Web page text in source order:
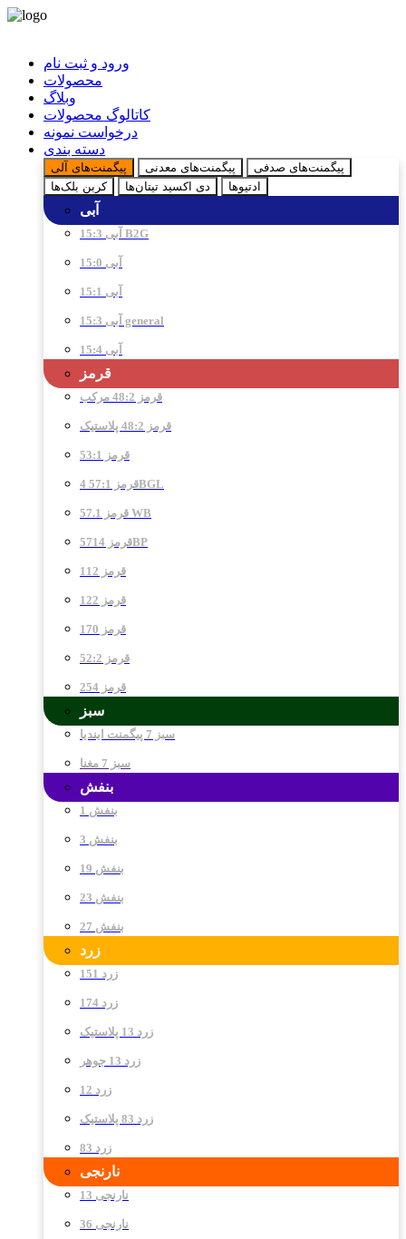
ورود و ثبت نام
محصولات
وبلاگ
کاتالوگ محصولات
درخواست نمونه
دسته بندی
پیگمنت‌های آلی پیگمنت‌های معدنی
پیگمنت‌های صدفی
کربن بلک‌ها
دی اکسید تیتان‌ها ادتیو‌ها
آبی
آبی 15:3 B2G
آبی 15:0
آبی 15:1
آبی 15:3 general
آبی 15:4
قرمز
قرمز 48:2 مرکب
قرمز 48:2 پلاستیک
قرمز 53:1
قرمز 57:1 4BGL
قرمز 57.1 WB
قرمز 5714BP
قرمز 112
قرمز 122
قرمز 170
قرمز 52:2
قرمز 254
سبز
سبز 7 پیگمنت ایندیا
سبز 7 مغنا
بنفش
بنفش 1
بنفش 3
بنفش 19
بنفش 23
بنفش 27
زرد
زرد 151
زرد 174
زرد 13 پلاستیک
زرد 13 جوهر
زرد 12
زرد 83 پلاستیک
زرد 83
نارنجی
نارنجی 13
نارنجی 36